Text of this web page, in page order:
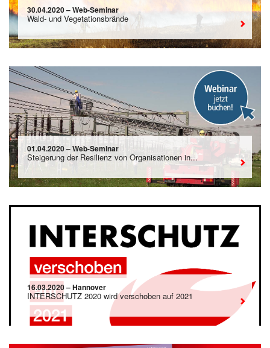
30.04.2020 – Web-Seminar
Wald- und Vegetationsbrände
01.04.2020 – Web-Seminar
Steigerung der Resilienz von Organisationen in...
16.03.2020 – Hannover
INTERSCHUTZ 2020 wird verschoben auf 2021